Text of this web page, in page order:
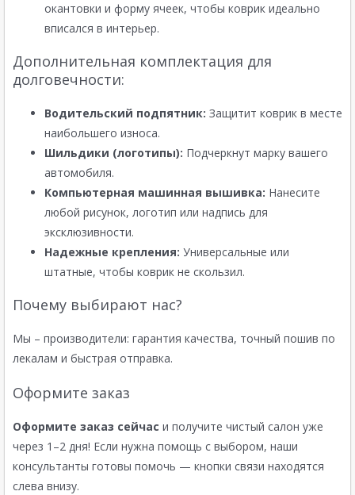
окантовки и форму ячеек, чтобы коврик идеально
вписался в интерьер.
Дополнительная комплектация для
долговечности:
Водительский подпятник: Защитит коврик в месте
наибольшего износа.
Шильдики (логотипы): Подчеркнут марку вашего
автомобиля.
Компьютерная машинная вышивка: Нанесите
любой рисунок, логотип или надпись для
эксклюзивности.
Надежные крепления: Универсальные или
штатные, чтобы коврик не скользил.
Почему выбирают нас?
Мы – производители: гарантия качества, точный пошив по
лекалам и быстрая отправка.
Оформите заказ
Оформите заказ сейчас и получите чистый салон уже
через 1–2 дня! Если нужна помощь с выбором, наши
консультанты готовы помочь — кнопки связи находятся
слева внизу.